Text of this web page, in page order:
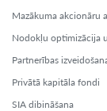
Mazākuma akcionāru
Nodokļu optimizācija
Partnerības
Privātā kapitāla fondi
SIA dibināšana